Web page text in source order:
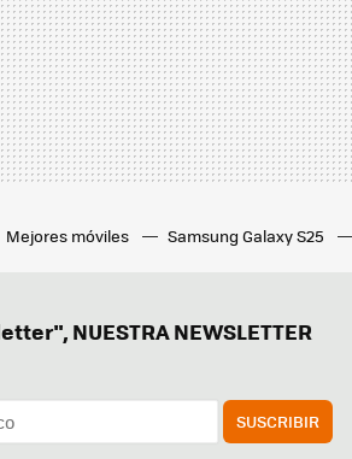
Mejores móviles Samsung Galaxy S25
NUESTRA NEWSLETTER
SUSCRIBIR